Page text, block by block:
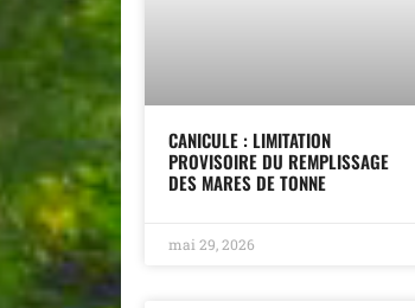
CANICULE : LIMITATION
PROVISOIRE DU REMPLISSAGE
DES MARES DE TONNE
mai 29, 2026